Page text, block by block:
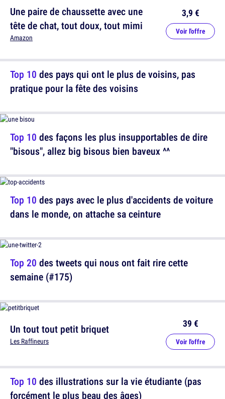
Une paire de chaussette avec une
tête de chat, tout doux, tout mimi
Amazon
3,9 €
Voir l'offre
Top 10 des façons les plus insupportables de dire
"bisous", allez big bisous bien baveux ^^
Top 20 des tweets qui nous ont fait rire cette
semaine (#175)
Top 10 des illustrations sur la vie étudiante (pas
forcément le plus beau des âges)
Top 10 des pays qui ont le plus de voisins, pas
pratique pour la fête des voisins
Top 10 des pays avec le plus d'accidents de voiture
dans le monde, on attache sa ceinture
Un tout tout petit briquet
Les Raffineurs
39 €
Voir l'offre